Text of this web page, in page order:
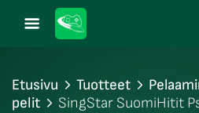
Etusivu Tuotteet
pelit
SingStar SuomiHitit